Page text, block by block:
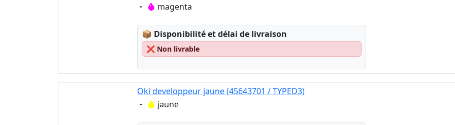
Eigenschaft:
magenta
📦 Lagerstatus:
Disponibilité et délai de livraison
❌ Non livrable
Oki developpeur jaune (45643701 / TYPED3)
Eigenschaft:
jaune